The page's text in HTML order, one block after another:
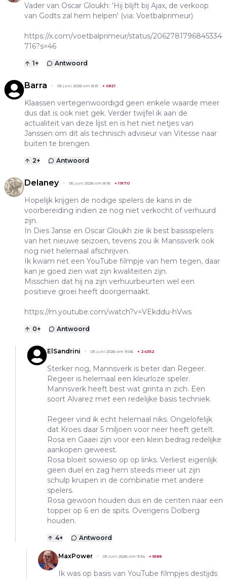
Vader van Oscar Gloukh: 'Hij blijft bij Ajax, de verkoop
van Godts zal hem helpen' (via: Voetbalprimeur)
https://x.com/voetbalprimeur/status/2062781796845334
716?s=46
1+ Antwoord
Barra 05 juni 2026 om 8:31 + 6821
Klaassen vertegenwoordigd geen enkele waarde meer
dus dat is ook niet gek. Verder twijfel ik aan de
actualiteit van deze lijst en is het niet netjes van
Janssen om dit als technisch adviseur van Vitesse naar
buiten te brengen.
2+ Antwoord
Delaney 05 juni 2026 om 8:16 +19170
Hopelijk krijgen de nodige spelers de kans in de
voorbereiding indien ze nog niet verkocht of verhuurd
zijn.
In Dies Janse en Oscar Gloukh zie ik best basisspelers
van het nieuwe seizoen, tevens zou ik Manssverk ook
nog niet helemaal afschrijven.
Ik kwam net een YouTube filmpje van hem tegen, daar
kan je goed zien wat zijn kwaliteiten zijn.
Misschien dat hij na zijn verhuurbeurten wel een
positieve groei heeft doorgemaakt.
https://m.youtube.com/watch?v=VEkddu-hVws
0+ Antwoord
ElSandrini 05 juni 2026 om 9:06 + 24352
Sterker nog, Mannsverk is beter dan Regeer.
Regeer is helemaal een kleurloze speler.
Mannsverk heeft best wat grinta in zich. Een
soort Alvarez met een redelijke basis techniek.
Regeer vind ik echt helemaal niks. Ongelofelijk
dat Kroes daar 5 miljoen voor neer heeft getelt.
Rosa en Gaaei zijn voor een klein bedrag redelijke
aankopen geweest.
Rosa bloeit sowieso op op links. Verliest eigenlijk
geen duel en zag hem steeds meer uit zijn
schulp kruipen in de combinatie met andere
spelers.
Rosa gewoon houden dus en de centen naar een
topper op 6 en de spits. Overigens Dolberg
houden.
4+ Antwoord
MaxPower 05 juni 2026 om 9:34 + 5588
Ik was op basis van YouTube filmpjes destijds